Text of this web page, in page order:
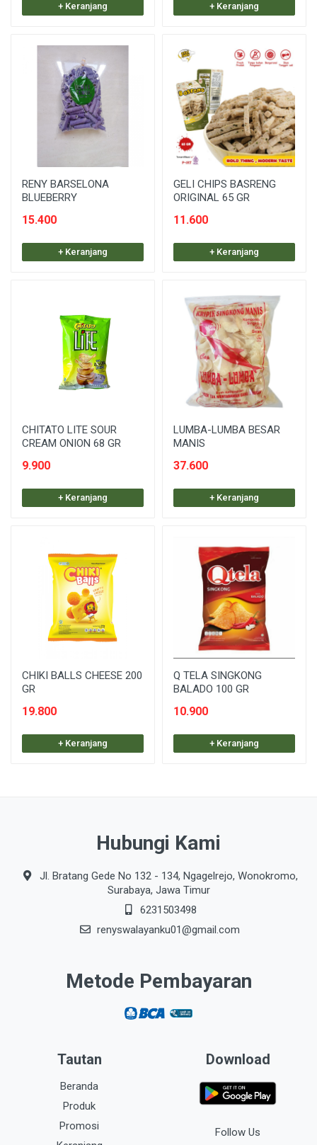
+ Keranjang + Keranjang
RENY BARSELONA
BLUEBERRY
15.400
+ Keranjang
GELI CHIPS BASRENG
ORIGINAL 65 GR
11.600
+ Keranjang
CHITATO LITE SOUR
CREAM ONION 68 GR
9.900
+ Keranjang
LUMBA-LUMBA BESAR
MANIS
37.600
+ Keranjang
CHIKI BALLS CHEESE 200
GR
19.800
+ Keranjang
Q TELA SINGKONG
BALADO 100 GR
10.900
+ Keranjang
Hubungi Kami
Jl. Bratang Gede No 132 - 134, Ngagelrejo, Wonokromo,
Surabaya, Jawa Timur
6231503498
renyswalayanku01@gmail.com
Metode Pembayaran
Tautan
Beranda
Produk
Promosi
Download
Follow Us